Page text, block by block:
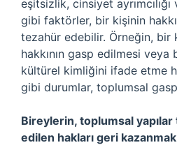
eşitsizlik, cinsiyet
gibi faktörler, bir kişinin
tezahür edebilir. Örneğin, bir
hakkının gasp edilmesi
kültürel kimliğini ifade etme
gibi durumlar, toplumsal
Bireylerin, toplumsal yapılar
edilen hakları geri